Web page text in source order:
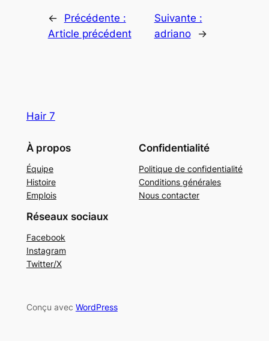
←
Précédente :
Article précédent
Suivante :
adriano
→
Hair 7
À propos
Équipe
Histoire
Emplois
Confidentialité
Politique de confidentialité
Conditions générales
Nous contacter
Réseaux sociaux
Facebook
Instagram
Twitter/X
Conçu avec WordPress